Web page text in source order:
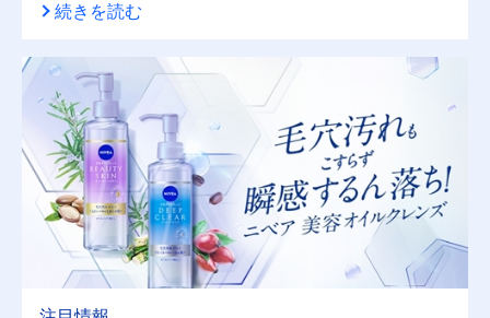
ディープモイスチャーリップ
マシュマロケア
モイストピュアカラーリップ
リッチケア＆カラーリップ
続きを読む